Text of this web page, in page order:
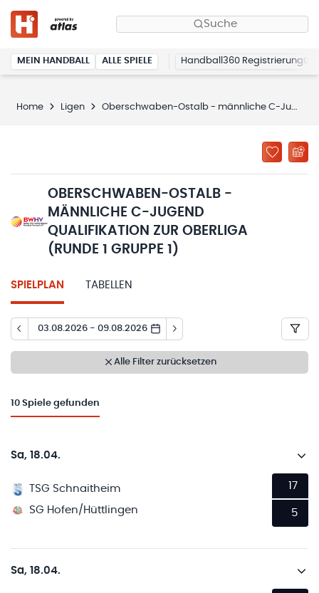
Suche
MEIN HANDBALL ALLE SPIELE Handball360 Registrierung
Home Ligen Oberschwaben-Ostalb - männliche C-Jugend Qualifikation zur Oberliga (Runde 1 Gruppe 1)
OBERSCHWABEN-OSTALB -
MÄNNLICHE C-JUGEND
QUALIFIKATION ZUR OBERLIGA
(RUNDE 1 GRUPPE 1)
SPIELPLAN TABELLEN
03.08.2026 - 09.08.2026
Alle Filter zurücksetzen
10 Spiele gefunden
Sa, 18.04.
TSG Schnaitheim
SG Hofen/Hüttlingen
17
5
Sa, 18.04.